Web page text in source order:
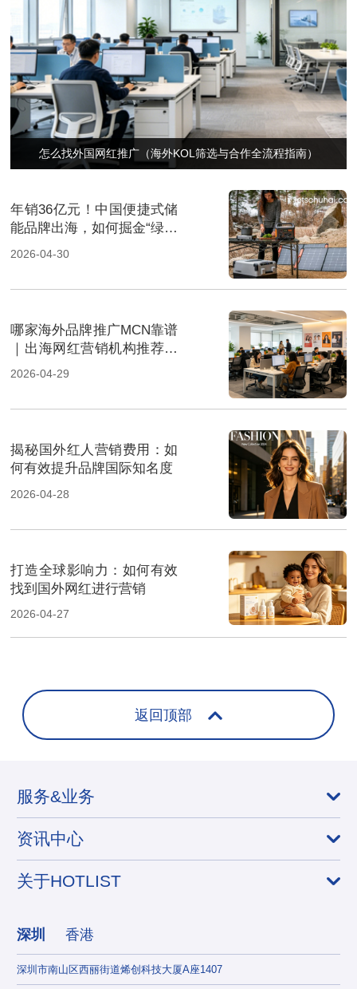
怎么找外国网红推广（海外KOL筛选与合作全流程指南）
年销36亿元！中国便捷式储
能品牌出海，如何掘金“绿色
经济”新风口
2026-04-30
哪家海外品牌推广MCN靠谱
｜出海网红营销机构推荐指
南
2026-04-29
揭秘国外红人营销费用：如
何有效提升品牌国际知名度
2026-04-28
打造全球影响力：如何有效
找到国外网红进行营销
2026-04-27
返回顶部
服务&业务
资讯中心
关于HOTLIST
深圳 香港
深圳市南山区西丽街道烯创科技大厦A座1407